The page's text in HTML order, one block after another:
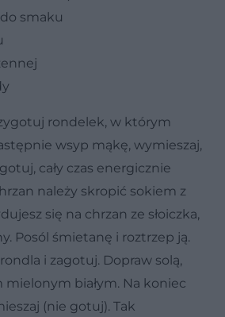
smaku
rondelek, w którym
wsyp mąkę, wymieszaj,
cały czas energicznie
należy skropić sokiem z
się na chrzan ze słoiczka,
Posól śmietanę i roztrzep ją.
i zagotuj. Dopraw solą,
białym. Na koniec
(nie gotuj). Tak